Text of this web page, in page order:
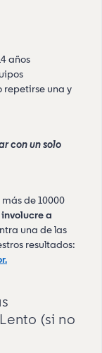
años
repetirse una y
con un solo
de 10000
a
una de las
resultados:
(si no